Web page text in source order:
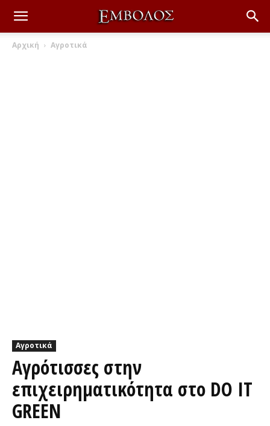
Αρχική Αγροτικά
Αγροτικά
Αγρότισσες στην
επιχειρηματικότητα στο DO IT
GREEN